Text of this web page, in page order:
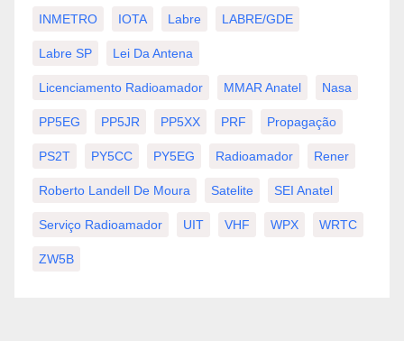
INMETRO IOTA Labre LABRE/GDE
Labre SP Lei Da Antena
Licenciamento Radioamador MMAR Anatel Nasa
PP5EG PP5JR PP5XX PRF Propagação
PS2T PY5CC PY5EG Radioamador Rener
Roberto Landell De Moura Satelite SEI Anatel
Serviço Radioamador UIT VHF WPX WRTC
ZW5B